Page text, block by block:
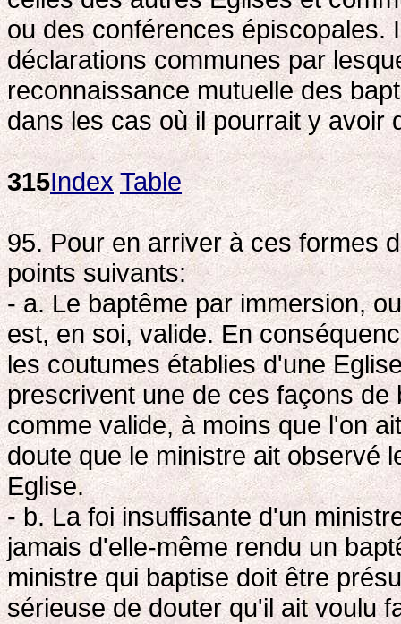
ou des conférences épiscopales.
déclarations communes par
reconnaissance mutuelle des
dans les cas où il pourrait y avoir
315Index Table
95. Pour en arriver à ces formes
points suivants:
- a. Le baptême par immersion,
est, en soi, valide. En
les coutumes établies d'une
prescrivent une de ces façons
comme valide, à moins que l'on
doute que le ministre ait observé
Eglise.
- b. La foi insuffisante d'un
jamais d'elle-même rendu un
ministre qui baptise doit être
sérieuse de douter qu'il ait voulu